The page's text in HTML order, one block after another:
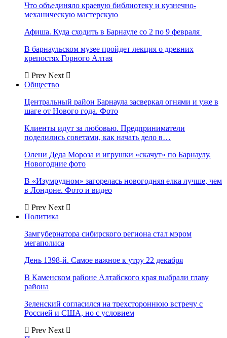
Что объединяло краевую библиотеку и кузнечно-
механическую мастерскую
Афиша. Куда сходить в Барнауле со 2 по 9 февраля
В барнаульском музее пройдет лекция о древних
крепостях Горного Алтая
Prev Next
Общество
Центральный район Барнаула засверкал огнями и уже в
шаге от Нового года. Фото
Клиенты идут за любовью. Предприниматели
поделились советами, как начать дело в…
Олени Деда Мороза и игрушки «скачут» по Барнаулу.
Новогодние фото
В «Изумрудном» загорелась новогодняя елка лучше, чем
в Лондоне. Фото и видео
Prev Next
Политика
Замгубернатора сибирского региона стал мэром
мегаполиса
День 1398-й. Самое важное к утру 22 декабря
В Каменском районе Алтайского края выбрали главу
района
Зеленский согласился на трехстороннюю встречу с
Россией и США, но с условием
Prev Next